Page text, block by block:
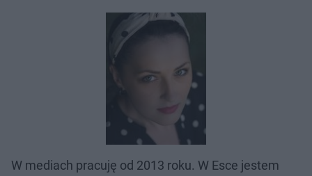
W mediach pracuję od 2013 roku. W Esce jestem